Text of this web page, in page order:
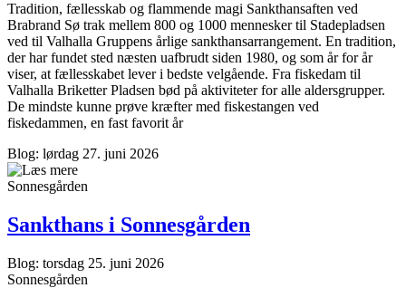
Tradition, fællesskab og flammende magi Sankthansaften ved
Brabrand Sø trak mellem 800 og 1000 mennesker til Stadepladsen
ved til Valhalla Gruppens årlige sankthansarrangement. En tradition,
der har fundet sted næsten uafbrudt siden 1980, og som år for år
viser, at fællesskabet lever i bedste velgående. Fra fiskedam til
Valhalla Briketter Pladsen bød på aktiviteter for alle aldersgrupper.
De mindste kunne prøve kræfter med fiskestangen ved
fiskedammen, en fast favorit år
Blog: lørdag 27. juni 2026
Sonnesgården
Sankthans i Sonnes­gården
Blog: torsdag 25. juni 2026
Sonnesgården